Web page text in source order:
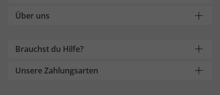
Über uns
Brauchst du Hilfe?
Unsere Zahlungsarten